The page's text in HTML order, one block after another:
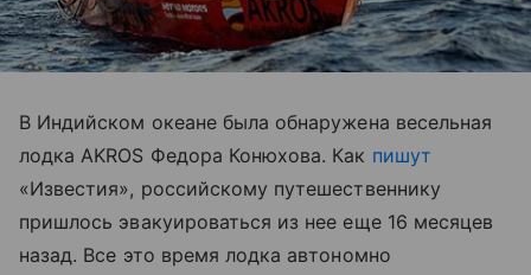
В Индийском океане была обнаружена весельная
лодка AKROS Федора Конюхова. Как пишут
«Известия», российскому путешественнику
пришлось эвакуироваться из нее еще 16 месяцев
назад. Все это время лодка автономно